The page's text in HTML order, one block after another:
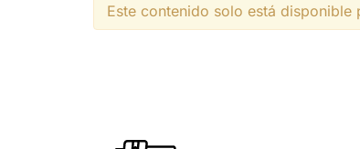
Este contenido solo está disponible